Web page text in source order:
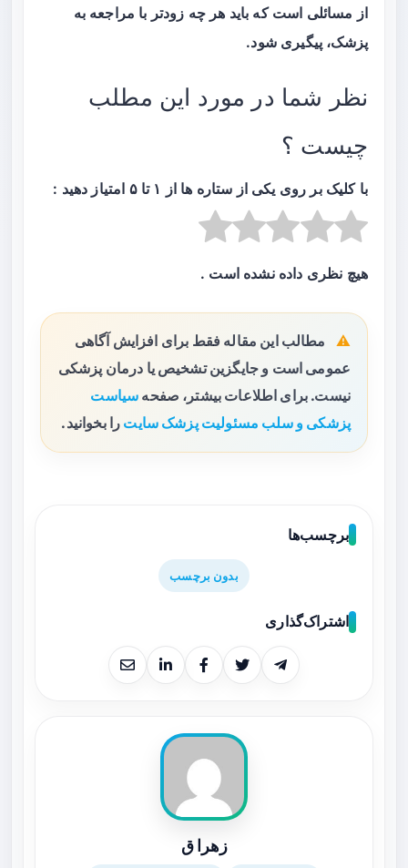
از مسائلی است که باید هر چه زودتر با مراجعه به
پزشک، پیگیری شود.
نظر شما در مورد این مطلب
چیست ؟
با کلیک بر روی یکی از ستاره ها از ۱ تا ۵ امتیاز دهید :
هیچ نظری داده نشده است .
مطالب این مقاله فقط برای افزایش آگاهی
عمومی است و جایگزین تشخیص یا درمان پزشکی
نیست. برای اطلاعات بیشتر، صفحه سیاست
پزشکی و سلب مسئولیت پزشک سایت را بخوانید.
برچسب‌ها
بدون برچسب
اشتراک‌گذاری
زهرا ق